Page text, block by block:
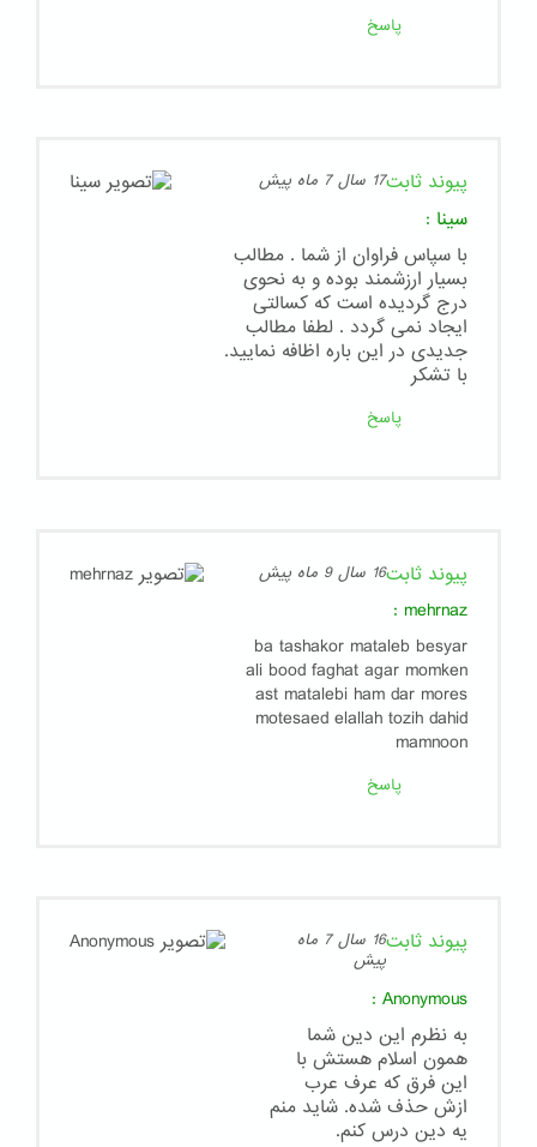
پاسخ
پیوند ثابت17 سال 7 ماه پیش
سینا :
با سپاس فراوان از شما . مطالب
بسیار ارزشمند بوده و به نحوی
درج گردیده است که کسالتی
ایجاد نمی گردد . لطفا مطالب
جدیدی در این باره اظافه نمایید.
با تشکر
پاسخ
پیوند ثابت16 سال 9 ماه پیش
mehrnaz
:
ba tashakor mataleb besyar
ali bood faghat agar momken
ast matalebi ham dar mores
motesaed elallah tozih dahid
mamnoon
پاسخ
پیوند ثابت
16 سال 7 ماه
پیش
Anonymous
:
به نظرم این دین شما
همون اسلام هستش با
این فرق که عرف عرب
ازش حذف شده. شاید منم
یه دین درس کنم.